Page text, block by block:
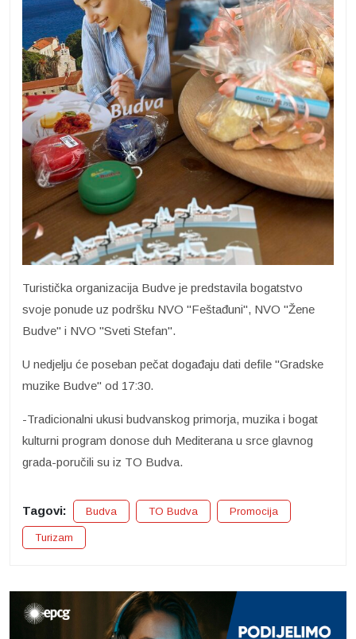
Turistička organizacija Budve je predstavila bogatstvo
svoje ponude uz podršku NVO "Feštađuni", NVO "Žene
Budve" i NVO "Sveti Stefan".
U nedjelju će poseban pečat događaju dati defile "Gradske
muzike Budve" od 17:30.
-Tradicionalni ukusi budvanskog primorja, muzika i bogat
kulturni program donose duh Mediterana u srce glavnog
grada-poručili su iz TO Budva.
Tagovi: Budva TO Budva Promocija
Turizam